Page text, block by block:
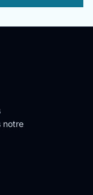
notre